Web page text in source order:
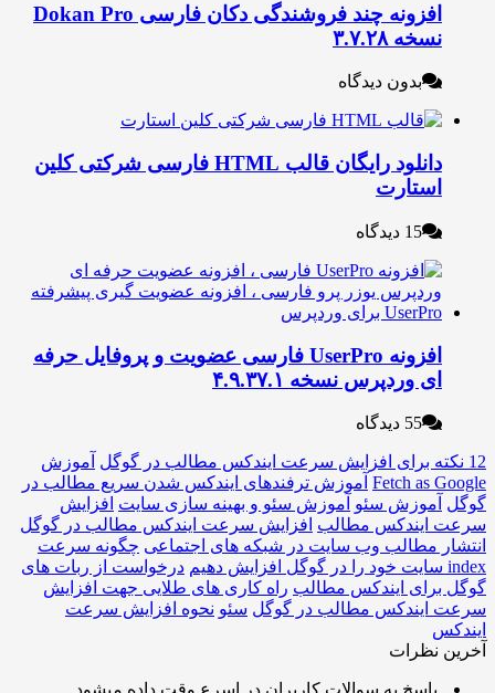
افزونه چند فروشندگی دکان فارسی Dokan Pro
بدون دیدگاه
دانلود رایگان قالب HTML فارسی شرکتی کلین
افزونه UserPro فارسی عضویت و پروفایل حرفه
وردپرس نسخه ۴.۹.۳۷.۱
آموزش
Fetch آموزش ترفندهای ایندکس شدن سریع مطالب در
سئو آموزش سئو و بهینه سازی سایت افزایش
مطالب افزایش سرعت ایندکس مطالب در گوگل
مطالب وب سایت در شبکه های اجتماعی
چگونه سرعت
درخواست از ربات های
ایندکس مطالب راه کاری های طلایی جهت افزایش
مطالب در گوگل سئو نحوه افزایش سرعت